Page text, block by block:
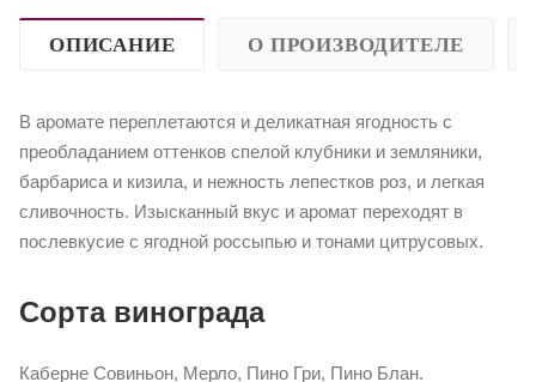
ОПИСАНИЕ О ПРОИЗВОДИТЕЛЕ
В аромате переплетаются и деликатная ягодность с
преобладанием оттенков спелой клубники и земляники,
барбариса и кизила, и нежность лепестков роз, и легкая
сливочность. Изысканный вкус и аромат переходят в
послевкусие с ягодной россыпью и тонами цитрусовых.
Сорта винограда
Каберне Совиньон, Мерло, Пино Гри, Пино Блан.